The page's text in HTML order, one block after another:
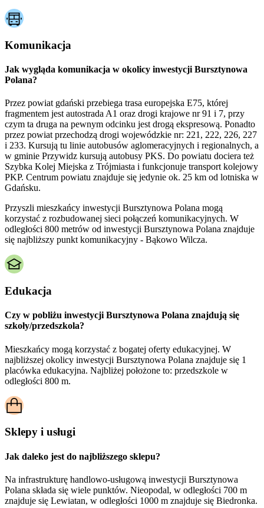
Komunikacja
Jak wygląda komunikacja w okolicy inwestycji Bursztynowa
Polana?
Przez powiat gdański przebiega trasa europejska E75, której
fragmentem jest autostrada A1 oraz drogi krajowe nr 91 i 7, przy
czym ta druga na pewnym odcinku jest drogą ekspresową. Ponadto
przez powiat przechodzą drogi wojewódzkie nr: 221, 222, 226, 227
i 233. Kursują tu linie autobusów aglomeracyjnych i regionalnych, a
w gminie Przywidz kursują autobusy PKS. Do powiatu dociera też
Szybka Kolej Miejska z Trójmiasta i funkcjonuje transport kolejowy
PKP. Centrum powiatu znajduje się jedynie ok. 25 km od lotniska w
Gdańsku.
Przyszli mieszkańcy inwestycji Bursztynowa Polana mogą
korzystać z rozbudowanej sieci połączeń komunikacyjnych. W
odległości 800 metrów od inwestycji Bursztynowa Polana znajduje
się najbliższy punkt komunikacyjny - Bąkowo Wilcza.
Edukacja
Czy w pobliżu inwestycji Bursztynowa Polana znajdują się
szkoły/przedszkola?
Mieszkańcy mogą korzystać z bogatej oferty edukacyjnej. W
najbliższej okolicy inwestycji Bursztynowa Polana znajduje się 1
placówka edukacyjna. Najbliżej położone to: przedszkole w
odległości 800 m.
Sklepy i usługi
Jak daleko jest do najbliższego sklepu?
Na infrastrukturę handlowo-usługową inwestycji Bursztynowa
Polana składa się wiele punktów. Nieopodal, w odległości 700 m
znajduje się Lewiatan, w odległości 1000 m znajduje się Biedronka.